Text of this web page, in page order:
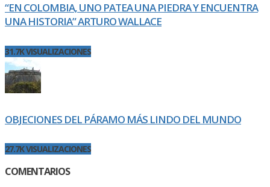
“EN COLOMBIA, UNO PATEA UNA PIEDRA Y ENCUENTRA
UNA HISTORIA” ARTURO WALLACE
31.7K VISUALIZACIONES
OBJECIONES DEL PÁRAMO MÁS LINDO DEL MUNDO
27.7K VISUALIZACIONES
COMENTARIOS